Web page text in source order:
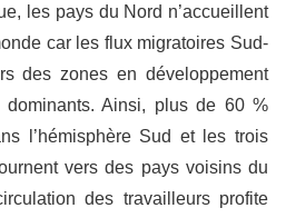
les pays du Nord n’accueillent
car les flux migratoires Sud-
des zones en développement
dominants. Ainsi, plus de 60 %
l’hémisphère Sud et les trois
vers des pays voisins du
des travailleurs profite